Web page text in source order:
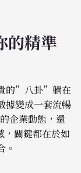
的精準
的”八卦”躺在
據變成一套流暢
企業動態，還
關鍵都在於如
。